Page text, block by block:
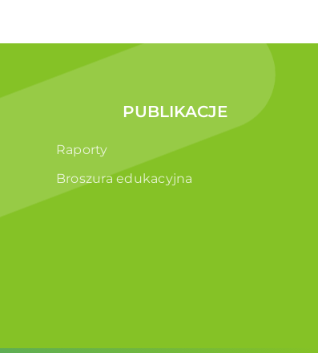
PUBLIKACJE
Raporty
Broszura edukacyjna